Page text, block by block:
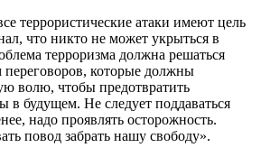
террористические атаки имеют цель
что никто не может укрыться в
терроризма должна решаться
переговоров, которые должны
волю, чтобы предотвратить
в будущем. Не следует поддаваться
надо проявлять осторожность.
повод забрать нашу свободу».